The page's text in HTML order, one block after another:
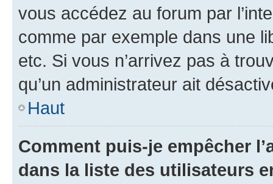
vous accédez au forum par
comme par exemple dans une
etc. Si vous n’arrivez pas à
qu’un administrateur ait
Haut
Comment puis-je empêcher
dans la liste des utilisateurs